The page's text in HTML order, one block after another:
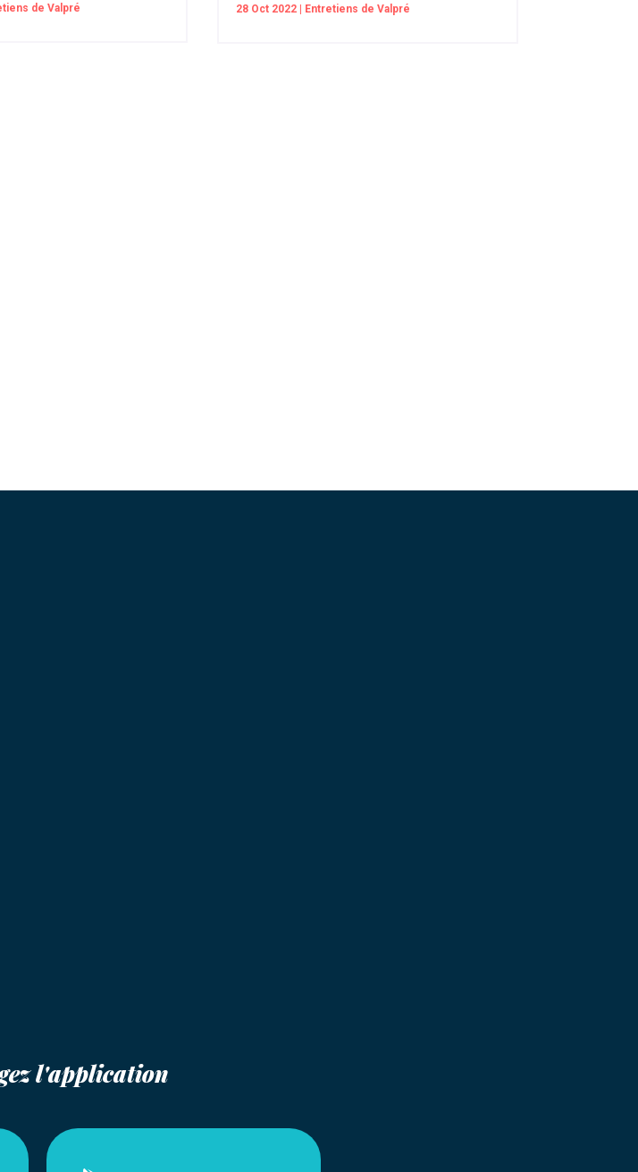
de Valpré 28 Oct 2022| Entretiens de Valpré
l'application